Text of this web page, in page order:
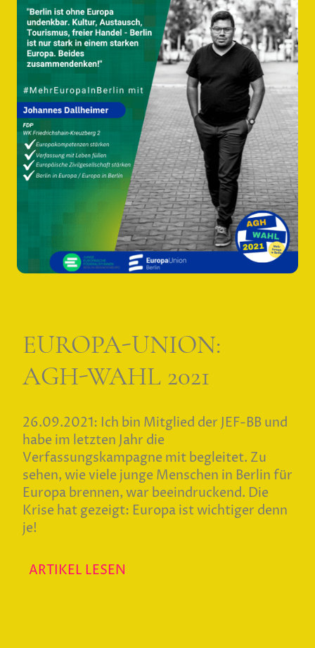
EUROPA-UNION:
AGH-WAHL 2021
26.09.2021: Ich bin Mitglied der JEF-BB und
habe im letzten Jahr die
Verfassungskampagne mit begleitet. Zu
sehen, wie viele junge Menschen in Berlin für
Europa brennen, war beeindruckend. Die
Krise hat gezeigt: Europa ist wichtiger denn
je!
ARTIKEL LESEN